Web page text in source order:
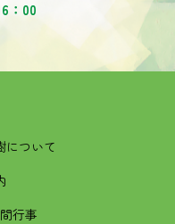
：00
について
行事